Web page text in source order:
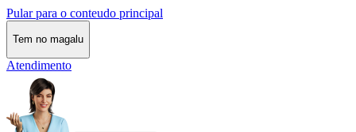
Pular para o conteudo principal
Tem no magalu
Atendimento